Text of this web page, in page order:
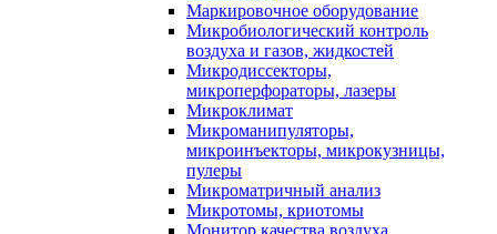
Маркировочное оборудование
Микробиологический контроль
воздуха и газов, жидкостей
Микродиссекторы,
микроперфораторы, лазеры
Микроклимат
Микроманипуляторы,
микроинъекторы, микрокузницы,
пулеры
Микроматричный анализ
Микротомы, криотомы
Монитор качества воздуха